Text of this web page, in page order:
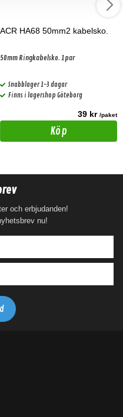
ACR HA68 50mm2 kabelsko.
50mm Ringkabelsko. 1par
Snabblager 1-3 dagar
Finns i lagershop Göteborg
39 kr /paket
Köp
och erbjudanden!
nu!